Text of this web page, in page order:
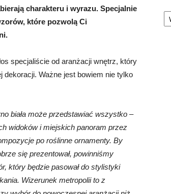
charakteru i wyrazu. Specjalnie
które pozwolą Ci
specjaliście od aranżacji wnętrz, który
Ważne jest bowiem nie tylko
biała może przedstawiać wszystko –
widoków i miejskich panoram przez
po roślinne ornamenty. By
się prezentował, powinniśmy
który będzie pasował do stylistyki
Wizerunek metropolii to z